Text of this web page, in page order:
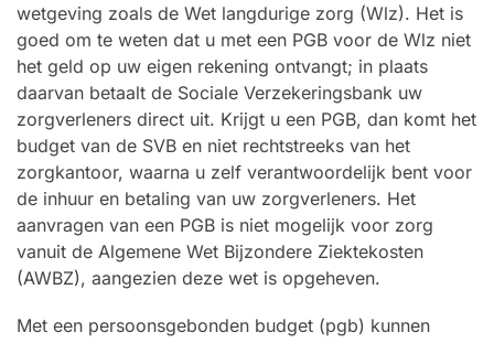
wetgeving zoals de Wet langdurige zorg (Wlz). Het is
goed om te weten dat u met een PGB voor de Wlz niet
het geld op uw eigen rekening ontvangt; in plaats
daarvan betaalt de Sociale Verzekeringsbank uw
zorgverleners direct uit. Krijgt u een PGB, dan komt het
budget van de SVB en niet rechtstreeks van het
zorgkantoor, waarna u zelf verantwoordelijk bent voor
de inhuur en betaling van uw zorgverleners. Het
aanvragen van een PGB is niet mogelijk voor zorg
vanuit de Algemene Wet Bijzondere Ziektekosten
(AWBZ), aangezien deze wet is opgeheven.
Met een persoonsgebonden budget (pgb) kunnen